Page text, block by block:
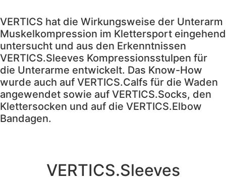
VERTICS hat die Wirkungsweise der Unterarm
Muskelkompression im Klettersport eingehend
untersucht und aus den Erkenntnissen
VERTICS.Sleeves Kompressionsstulpen für
die Unterarme entwickelt. Das Know-How
wurde auch auf VERTICS.Calfs für die Waden
angewendet sowie auf VERTICS.Socks, den
Klettersocken und auf die VERTICS.Elbow
Bandagen.
VERTICS.Sleeves